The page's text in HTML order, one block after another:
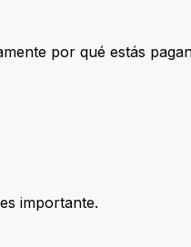
por qué estás
importante.